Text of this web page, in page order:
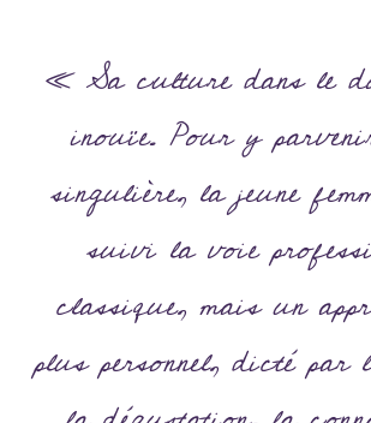
« Sa culture dans le
inouïe. Pour y
singulière, la jeune
suivi la voie
classique, mais un
plus personnel, dicté par